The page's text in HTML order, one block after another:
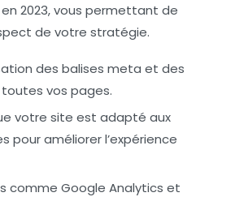
en 2023, vous permettant de
de votre stratégie.
des balises meta et des
vos pages.
votre site est adapté aux
pour améliorer l’expérience
comme Google Analytics et